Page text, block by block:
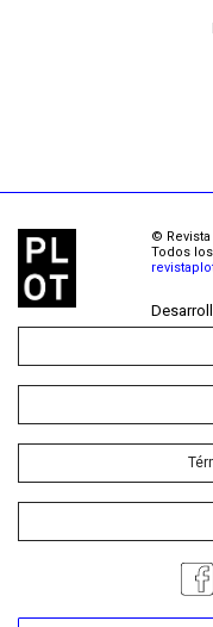
© Revista
Todos